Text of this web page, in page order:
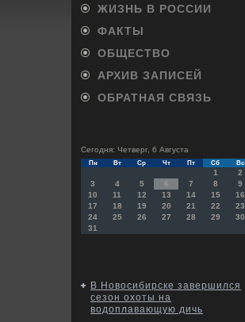
ЖИЗНЬ В РОССИИ
ФАКТЫ
ОБЩЕСТВО
АРХИВ ЗАПИСЕЙ
ОБРАТНАЯ СВЯЗЬ
Сегодня: Четверг, 6 Августа
Пн Вт Ср Чт Пт Сб Вс
1
2
3
4 5 6 7 8
9
10
11 12 13 14 15
16
17
18 19 20 21 22
23
24
25 26 27 28 29
30
31
В Новосибирске завершился
сезон охоты на
водоплавающую дичь